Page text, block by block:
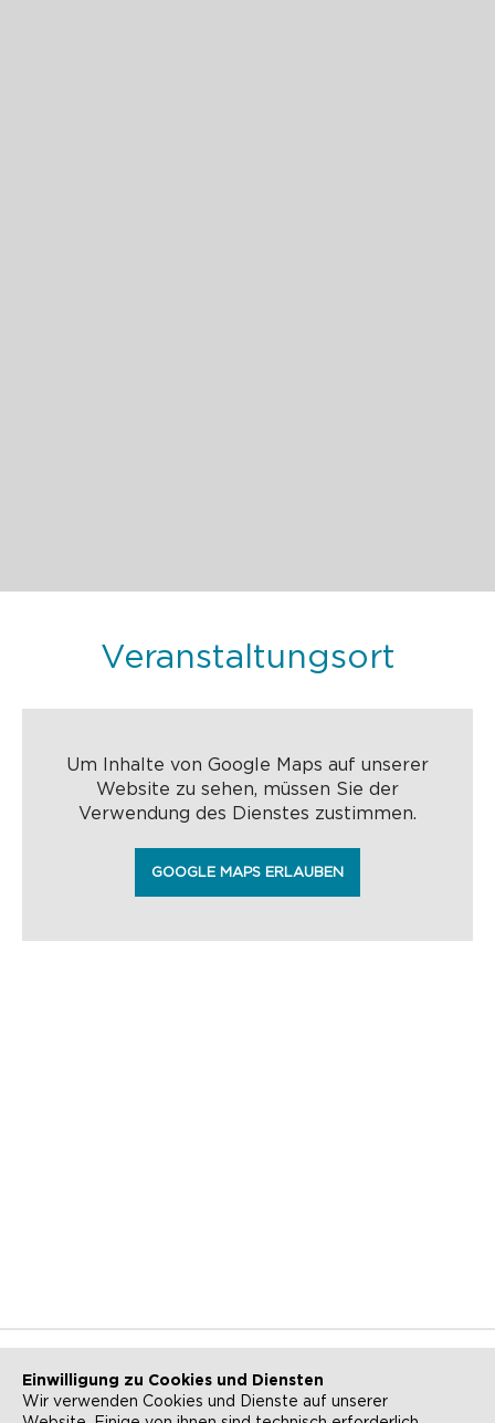
Veranstaltungsort
Um Inhalte von Google Maps auf unserer
Website zu sehen, müssen Sie der
Verwendung des Dienstes zustimmen.
GOOGLE MAPS ERLAUBEN
Einwilligung zu Cookies und Diensten
Wir verwenden Cookies und Dienste auf unserer